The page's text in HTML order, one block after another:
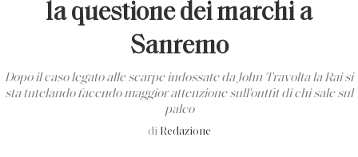
la questione dei marchi a
Sanremo
Dopo il caso legato alle scarpe indossate da John Travolta la Rai si
sta tutelando facendo maggior attenzione sull'outfit di chi sale sul
palco
di Redazione